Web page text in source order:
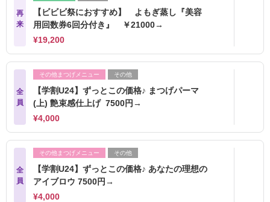
再
来
【ビビビ祭におすすめ】 よもぎ蒸し『美容
用回数券6回分付き』 ￥21000→
¥19,200
全
員
その他まつげメニュー その他
【学割U24】ずっとこの価格♪ まつげパーマ
(上) 艶束感仕上げ 7500円→
¥4,000
全
員
その他まつげメニュー その他
【学割U24】ずっとこの価格♪ あなたの理想の
アイブロウ 7500円→
¥4,000